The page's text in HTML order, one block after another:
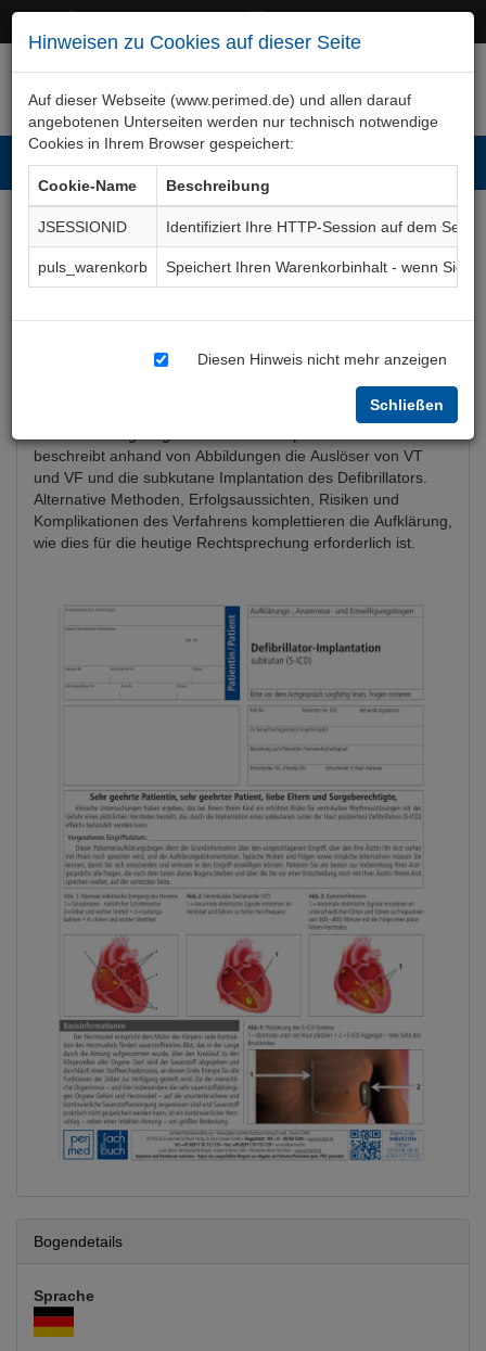
Hinweisen zu Cookies auf dieser Seite
Auf dieser Webseite (www.perimed.de) und allen darauf
angebotenen Unterseiten werden nur technisch notwendige
Cookies in Ihrem Browser gespeichert:
Cookie-Name
Beschreibung
JSESSIONID
Identifiziert Ihre HTTP-Session auf dem Server
puls_warenkorb
Speichert Ihren Warenkorbinhalt - wenn Sie
Diesen Hinweis nicht mehr anzeigen
Schließen
Defibrillator, subkutan (S-
ICD)
beschreibt anhand von Abbildungen die Auslöser von VT
und VF und die subkutane Implantation des Defibrillators.
Alternative Methoden, Erfolgsaussichten, Risiken und
Komplikationen des Verfahrens komplettieren die Aufklärung,
wie dies für die heutige Rechtsprechung erforderlich ist.
Bogendetails
Sprache